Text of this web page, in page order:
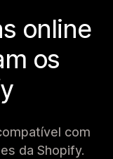
online
os
com
da Shopify.